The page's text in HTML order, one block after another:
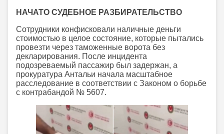
НАЧАТО СУДЕБНОЕ РАЗБИРАТЕЛЬСТВО
Сотрудники конфисковали наличные деньги
стоимостью в целое состояние, которые пытались
провезти через таможенные ворота без
декларирования. После инцидента
подозреваемый пассажир был задержан, а
прокуратура Антальи начала масштабное
расследование в соответствии с Законом о борьбе
с контрабандой № 5607.